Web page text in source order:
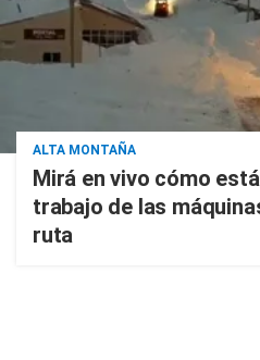
ALTA MONTAÑA
Mirá en vivo cómo
trabajo de las
ruta